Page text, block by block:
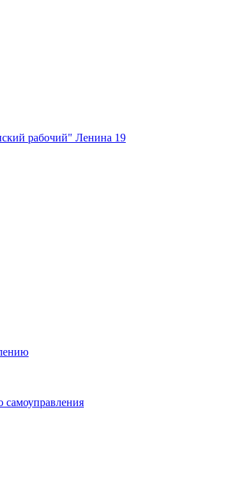
рабочий" Ленина 19
самоуправления